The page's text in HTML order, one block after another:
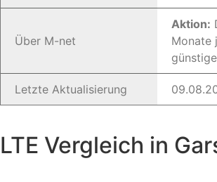
Über M-net
Aktion:
Monate
Letzte Aktualisierung
LTE Vergleich in